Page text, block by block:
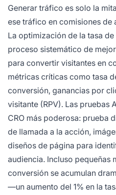
Generar tráfico es solo la
ese tráfico en comisiones
La optimización de la tasa
proceso sistemático de
para convertir visitantes en
métricas críticas como tasa
conversión, ganancias por
visitante (RPV). Las pruebas
CRO más poderosa: prueba
de llamada a la acción,
diseños de página para
audiencia. Incluso pequeñas
conversión se acumulan
—un aumento del 1% en la